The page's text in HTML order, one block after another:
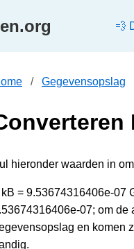
💨
Gegevensopslag
hieronder waarden in
kB = 9.53674316406e-07
07; om de
en komen